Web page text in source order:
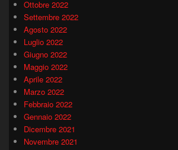
Ottobre 2022
Settembre 2022
Agosto 2022
Luglio 2022
Giugno 2022
Maggio 2022
Aprile 2022
Marzo 2022
Febbraio 2022
Gennaio 2022
Dicembre 2021
Novembre 2021